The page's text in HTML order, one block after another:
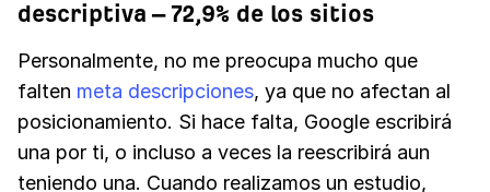
descriptiva – 72,9% de los sitios
Personalmente, no me preocupa mucho que
falten meta descripciones, ya que no afectan al
posicionamiento. Si hace falta, Google escribirá
una por ti, o incluso a veces la reescribirá aun
teniendo una. Cuando realizamos un estudio,